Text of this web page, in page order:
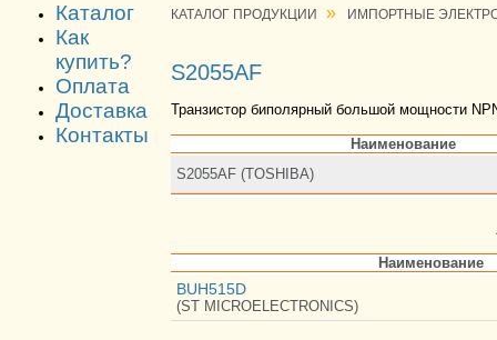
Каталог
Как
купить?
Оплата
Доставка
Контакты
КАТАЛОГ ПРОДУКЦИИ » ИМПОРТНЫЕ
S2055AF
Транзистор биполярный большой мощности
Наименование
S2055AF (TOSHIBA)
Наименование
BUH515D
(ST MICROELECTRONICS)